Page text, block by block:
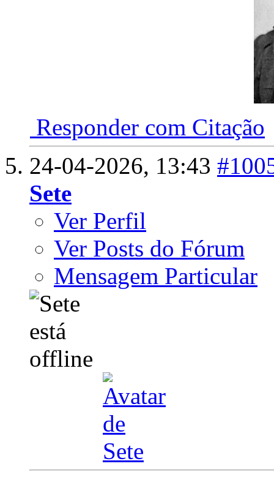
Responder com Citação
24-04-2026, 13:43
Sete
Ver Perfil
Ver Posts do Fórum
Mensagem Particular